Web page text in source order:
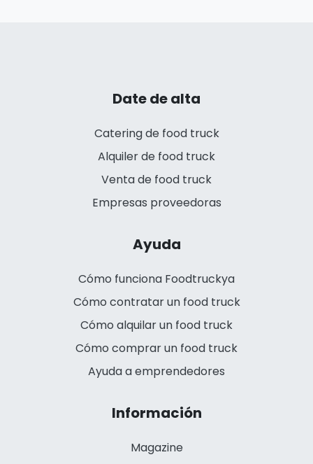
Date de alta
Catering de food truck
Alquiler de food truck
Venta de food truck
Empresas proveedoras
Ayuda
Cómo funciona Foodtruckya
Cómo contratar un food truck
Cómo alquilar un food truck
Cómo comprar un food truck
Ayuda a emprendedores
Información
Magazine